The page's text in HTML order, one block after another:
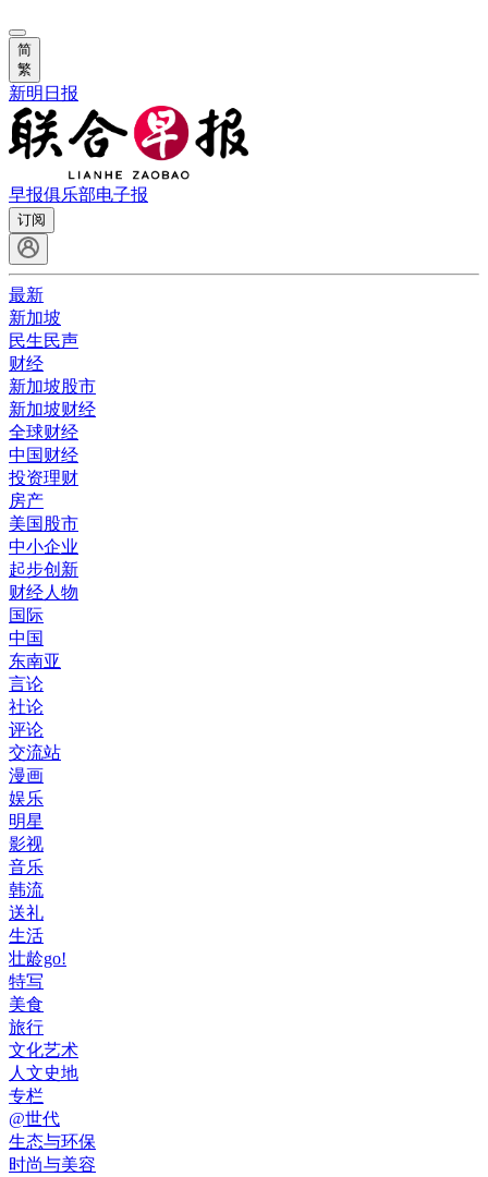
简
繁
新明日报
早报俱乐部电子报
订阅
最新
新加坡
民生民声
财经
新加坡股市
新加坡财经
全球财经
中国财经
投资理财
房产
美国股市
中小企业
起步创新
财经人物
国际
中国
东南亚
言论
社论
评论
交流站
漫画
娱乐
明星
影视
音乐
韩流
送礼
生活
壮龄go!
特写
美食
旅行
文化艺术
人文史地
专栏
@世代
生态与环保
时尚与美容